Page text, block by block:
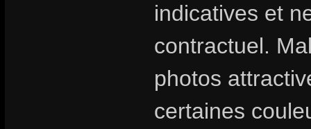
indicatives et
contractuel.
photos
certaines